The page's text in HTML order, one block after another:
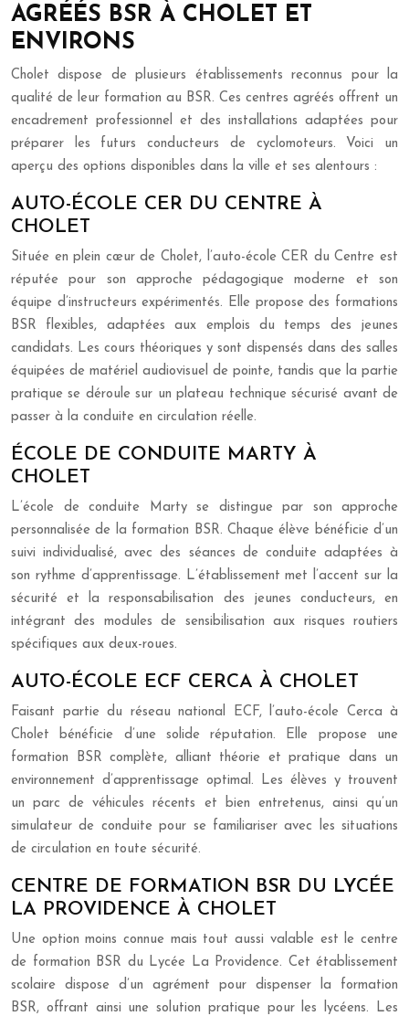
AGRÉÉS BSR À CHOLET ET
ENVIRONS
Cholet dispose de plusieurs établissements reconnus pour la
qualité de leur formation au BSR. Ces centres agréés offrent un
encadrement professionnel et des installations adaptées pour
préparer les futurs conducteurs de cyclomoteurs. Voici un
aperçu des options disponibles dans la ville et ses alentours :
AUTO-ÉCOLE CER DU CENTRE À
CHOLET
Située en plein cœur de Cholet, l’auto-école CER du Centre est
réputée pour son approche pédagogique moderne et son
équipe d’instructeurs expérimentés. Elle propose des formations
BSR flexibles, adaptées aux emplois du temps des jeunes
candidats. Les cours théoriques y sont dispensés dans des salles
équipées de matériel audiovisuel de pointe, tandis que la partie
pratique se déroule sur un plateau technique sécurisé avant de
passer à la conduite en circulation réelle.
ÉCOLE DE CONDUITE MARTY À
CHOLET
L’école de conduite Marty se distingue par son approche
personnalisée de la formation BSR. Chaque élève bénéficie d’un
suivi individualisé, avec des séances de conduite adaptées à
son rythme d’apprentissage. L’établissement met l’accent sur la
sécurité et la responsabilisation des jeunes conducteurs, en
intégrant des modules de sensibilisation aux risques routiers
spécifiques aux deux-roues.
AUTO-ÉCOLE ECF CERCA À CHOLET
Faisant partie du réseau national ECF, l’auto-école Cerca à
Cholet bénéficie d’une solide réputation. Elle propose une
formation BSR complète, alliant théorie et pratique dans un
environnement d’apprentissage optimal. Les élèves y trouvent
un parc de véhicules récents et bien entretenus, ainsi qu’un
simulateur de conduite pour se familiariser avec les situations
de circulation en toute sécurité.
CENTRE DE FORMATION BSR DU LYCÉE
LA PROVIDENCE À CHOLET
Une option moins connue mais tout aussi valable est le centre
de formation BSR du Lycée La Providence. Cet établissement
scolaire dispose d’un agrément pour dispenser la formation
BSR, offrant ainsi une solution pratique pour les lycéens. Les